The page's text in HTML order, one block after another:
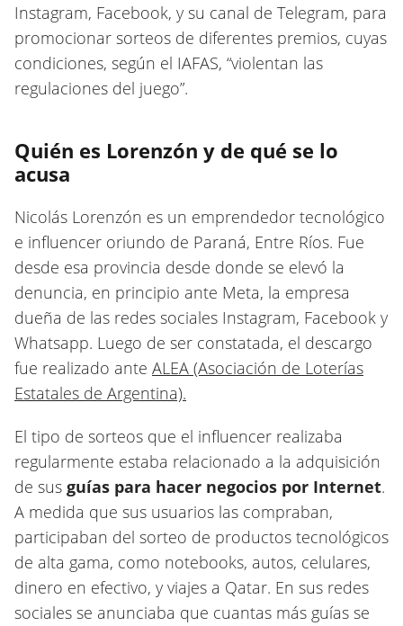
Instagram, Facebook, y su canal de Telegram, para
promocionar sorteos de diferentes premios, cuyas
condiciones, según el IAFAS, “violentan las
regulaciones del juego”.
Quién es Lorenzón y de qué se lo
acusa
Nicolás Lorenzón es un emprendedor tecnológico
e influencer oriundo de Paraná, Entre Ríos. Fue
desde esa provincia desde donde se elevó la
denuncia, en principio ante Meta, la empresa
dueña de las redes sociales Instagram, Facebook y
Whatsapp. Luego de ser constatada, el descargo
fue realizado ante ALEA (Asociación de Loterías
Estatales de Argentina).
El tipo de sorteos que el influencer realizaba
regularmente estaba relacionado a la adquisición
de sus guías para hacer negocios por Internet.
A medida que sus usuarios las compraban,
participaban del sorteo de productos tecnológicos
de alta gama, como notebooks, autos, celulares,
dinero en efectivo, y viajes a Qatar. En sus redes
sociales se anunciaba que cuantas más guías se